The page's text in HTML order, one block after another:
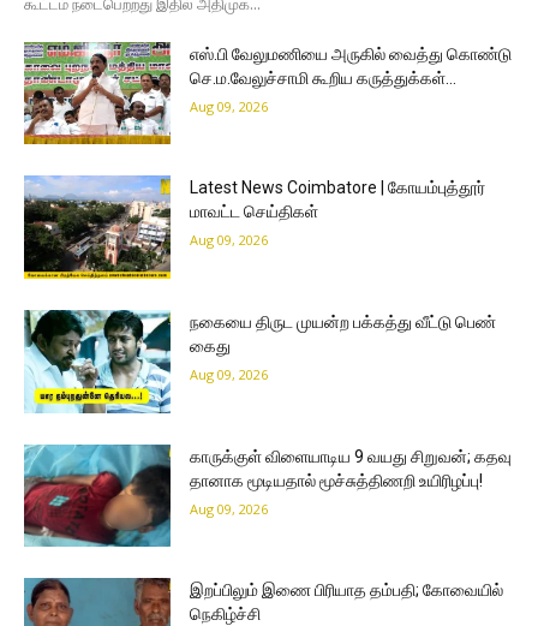
எஸ்.பி வேலுமணியை அருகில் வைத்து கொண்டு
செ.ம.வேலுச்சாமி கூறிய கருத்துக்கள்…
Aug 09, 2026
Latest News Coimbatore | கோயம்புத்தூர்
மாவட்ட செய்திகள்
Aug 09, 2026
நகையை திருட முயன்ற பக்கத்து வீட்டு பெண்
கைது
Aug 09, 2026
காருக்குள் விளையாடிய 9 வயது சிறுவன்; கதவு
தானாக மூடியதால் மூச்சுத்திணறி உயிரிழப்பு!
Aug 09, 2026
இறப்பிலும் இணை பிரியாத தம்பதி; கோவையில்
நெகிழ்ச்சி